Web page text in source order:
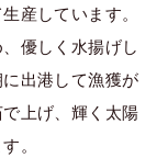
産しています。
優しく水揚げし
出港して漁獲が
上げ、輝く太陽
。